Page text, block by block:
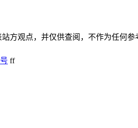
方观点，并仅供查阅，不作为任何参
ff